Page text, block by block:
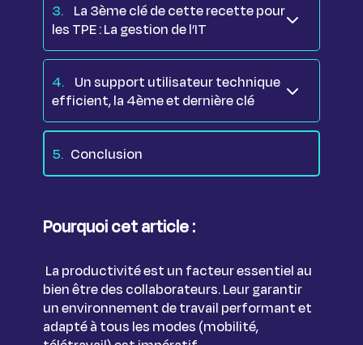
3.
La 3ème clé de cette recette pour
les TPE : La gestion de l’IT
4.
Un support utilisateur technique
efficient, la 4ème et dernière clé
5. Conclusion
Pourquoi cet article :
La productivité est un facteur essentiel au
bien être des collaborateurs. Leur garantir
un environnement de travail performant et
adapté à tous les modes (mobilité,